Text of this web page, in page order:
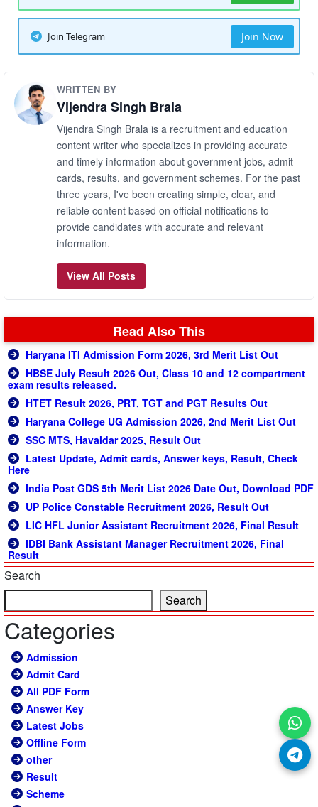
Join Telegram Join Now
WRITTEN BY
Vijendra Singh Brala
Vijendra Singh Brala is a recruitment and education
content writer who specializes in providing accurate
and timely information about government jobs, admit
cards, results, and government schemes. For the past
three years, I've been creating simple, clear, and
reliable content based on official notifications to
provide candidates with accurate and relevant
information.
View All Posts
Read Also This
Haryana ITI Admission Form 2026, 3rd Merit List Out
HBSE July Result 2026 Out, Class 10 and 12 compartment
exam results released.
HTET Result 2026, PRT, TGT and PGT Results Out
Haryana College UG Admission 2026, 2nd Merit List Out
SSC MTS, Havaldar 2025, Result Out
Latest Update, Admit cards, Answer keys, Result, Check
Here
India Post GDS 5th Merit List 2026 Date Out, Download PDF
UP Police Constable Recruitment 2026, Result Out
LIC HFL Junior Assistant Recruitment 2026, Final Result
IDBI Bank Assistant Manager Recruitment 2026, Final
Result
Search
Search
Categories
Admission
Admit Card
All PDF Form
Answer Key
Latest Jobs
Offline Form
other
Result
Scheme